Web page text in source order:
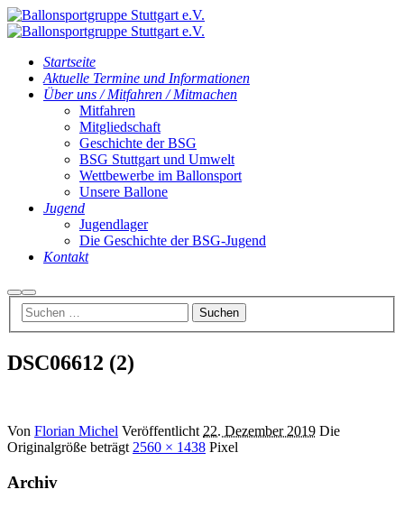
Startseite
Aktuelle Termine und Informationen
Über uns / Mitfahren / Mitmachen
Mitfahren
Mitgliedschaft
Geschichte der BSG
BSG Stuttgart und Umwelt
Wettbewerbe im Ballonsport
Unsere Ballone
Jugend
Jugendlager
Die Geschichte der BSG-Jugend
Kontakt
Suchen
Hauptmenü
DSC06612 (2)
Von Florian Michel Veröffentlicht22. Dezember 2019 Die
Originalgröße beträgt2560 × 1438 Pixel
Archiv